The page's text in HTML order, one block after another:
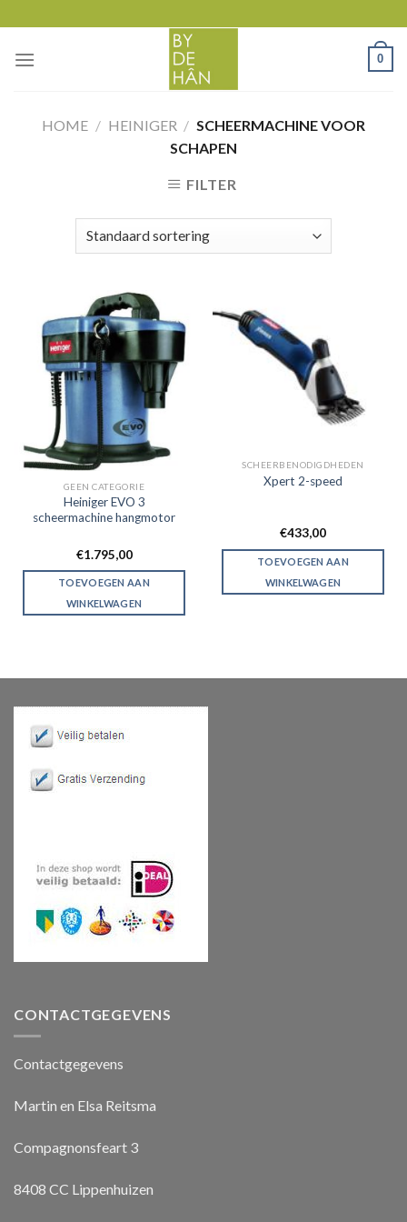
to
content
0
HOME / HEINIGER / SCHEERMACHINE VOOR
SCHAPEN
FILTER
GEEN CATEGORIE
Heiniger EVO 3
scheermachine hangmotor
€1.795,00
TOEVOEGEN AAN
WINKELWAGEN
SCHEERBENODIGDHEDEN
Xpert 2-speed
€433,00
TOEVOEGEN AAN
WINKELWAGEN
CONTACTGEGEVENS
Contactgegevens
Martin en Elsa Reitsma
Compagnonsfeart 3
8408 CC Lippenhuizen